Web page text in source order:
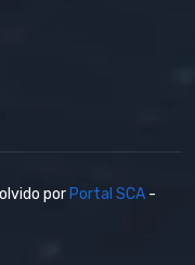
por Portal SCA -